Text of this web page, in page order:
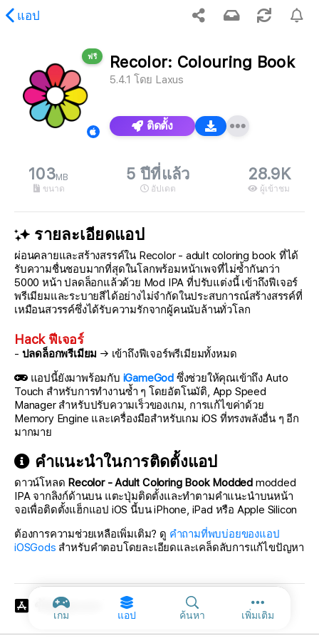
แอป
เกม แอป ค้นหา เพิ่มเติมตัวเลือกเพิ่ม
เนื้อหาที่ร้องขอ
ฟรี Recolor: Colouring Book
5.4.1 โดย Laxus
ติดตั้ง
103MB
ขนาด
5 ปีที่แล้ว
อัปเดต
28.9K
ผู้เข้าชม
รายละเอียดแอป
ผ่อนคลายและสร้างสรรค์ใน Recolor - adult coloring book ที่ได้
รับความชื่นชอบมากที่สุดในโลกพร้อมหน้าเพจที่ไม่ซ้ำกันกว่า
5000 หน้า ปลดล็อกแล้วด้วย Mod IPA ที่ปรับแต่งนี้ เข้าถึงฟีเจอร์
พรีเมียมและระบายสีได้อย่างไม่จำกัดในประสบการณ์สร้างสรรค์ที่
เหมือนสวรรค์ซึ่งได้รับความรักจากผู้คนนับล้านทั่วโลก
Hack ฟีเจอร์
- ปลดล็อกพรีเมียม → เข้าถึงฟีเจอร์พรีเมียมทั้งหมด
แอปนี้ยังมาพร้อมกับ iGameGod ซึ่งช่วยให้คุณเข้าถึง Auto
Touch สำหรับการทำงานซ้ำ ๆ โดยอัตโนมัติ, App Speed
Manager สำหรับปรับความเร็วของเกม, การแก้ไขค่าด้วย
Memory Engine และเครื่องมือสำหรับเกม iOS ที่ทรงพลังอื่น ๆ อีก
มากมาย
คำแนะนำในการติดตั้งแอป
ดาวน์โหลด Recolor - Adult Coloring Book Modded modded
IPA จากลิงก์ด้านบน แตะปุ่มติดตั้งและทำตามคำแนะนำบนหน้า
จอเพื่อติดตั้งแฮ็กแอป iOS นี้บน iPhone, iPad หรือ Apple Silicon
ต้องการความช่วยเหลือเพิ่มเติม? ดู คำถามที่พบบ่อยของแอป
iOSGods สำหรับคำตอบโดยละเอียดและเคล็ดลับการแก้ไขปัญหา
ข้อมูลแอป